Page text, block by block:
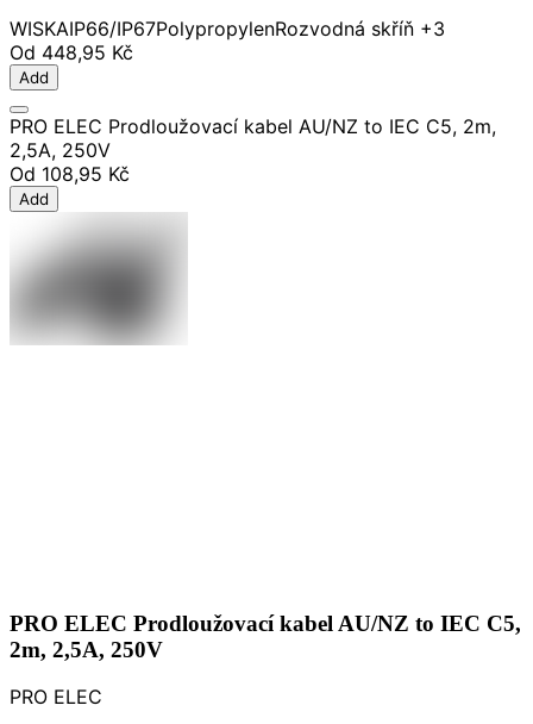
WISKAIP66/IP67PolypropylenRozvodná skříň +3
Od 448,95 Kč
Add
PRO ELEC Prodloužovací kabel AU/NZ to IEC C5, 2m,
2,5A, 250V
Od 108,95 Kč
Add
PRO ELEC Prodloužovací kabel AU/NZ to IEC C5,
2m, 2,5A, 250V
PRO ELEC